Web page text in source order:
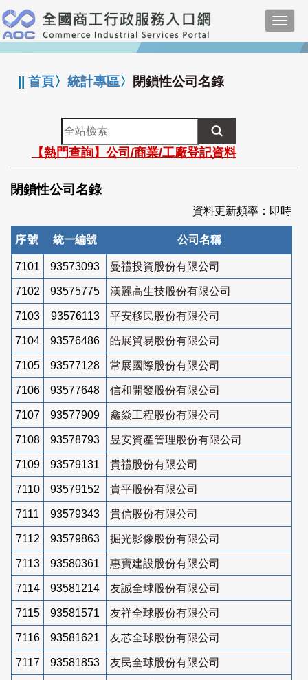
跳
到
主
要
:::
||首頁〉統計專區〉 閉鎖性公司名錄
全
站
檢
索
【熱門查詢】公司/商業/工廠登記資料
閉鎖性公司名錄
資料更新頻率：即時
序號 統一編號 公司名稱
7101 93573093 曼禮投資股份有限公司
7102 93575775 渼麗高生技股份有限公司
7103 93576113 平安移民股份有限公司
7104 93576486 皓展貿易股份有限公司
7105 93577128 常展國際股份有限公司
7106 93577648 信和開發股份有限公司
7107 93577909 鑫焱工程股份有限公司
7108 93578793 昱安資產管理股份有限公司
7109 93579131 貴禮股份有限公司
7110 93579152 貴平股份有限公司
7111 93579343 貴信股份有限公司
7112 93579863 掘光影像股份有限公司
7113 93580361 惠寶建設股份有限公司
7114 93581214 友誠全球股份有限公司
7115 93581571 友祥全球股份有限公司
7116 93581621 友芯全球股份有限公司
7117 93581853 友民全球股份有限公司